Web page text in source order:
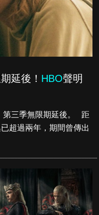
延後！ HBO聲明
第三季無限期延後。 距
超過兩年，期間曾傳出